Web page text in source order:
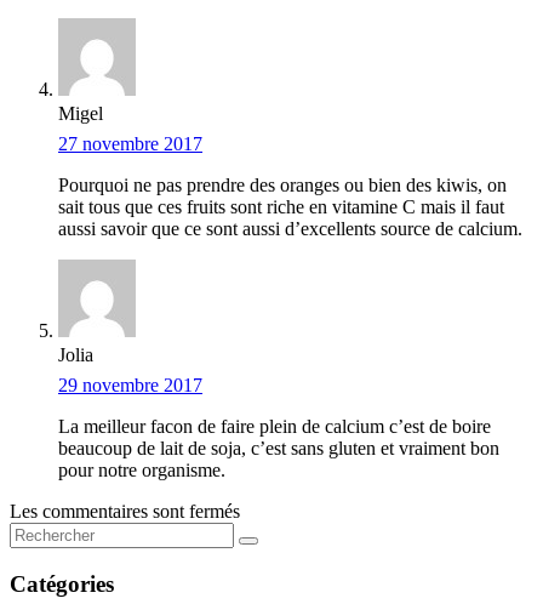
Migel
27 novembre 2017
Pourquoi ne pas prendre des oranges ou bien des kiwis, on
sait tous que ces fruits sont riche en vitamine C mais il faut
aussi savoir que ce sont aussi d’excellents source de calcium.
Jolia
29 novembre 2017
La meilleur facon de faire plein de calcium c’est de boire
beaucoup de lait de soja, c’est sans gluten et vraiment bon
pour notre organisme.
Les commentaires sont fermés
Catégories